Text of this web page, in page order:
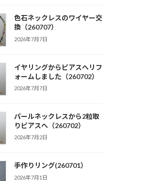
色石ネックレスのワイヤー交
換（260707）
2026年7月7日
イヤリングからピアスへリフ
ォームしました（260702）
2026年7月7日
パールネックレスから2粒取
りピアスへ（260702）
2026年7月2日
手作りリング(260701）
2026年7月1日